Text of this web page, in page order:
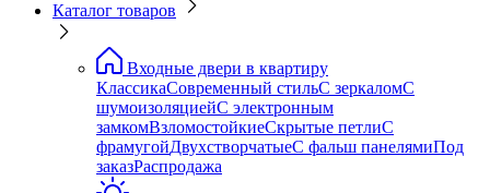
Каталог товаров
Входные двери в квартиру
КлассикаСовременный стильС зеркаломС
шумоизоляциейС электронным
замкомВзломостойкиеСкрытые петлиС
фрамугойДвухстворчатыеС фальш панелямиПод
заказРаспродажа